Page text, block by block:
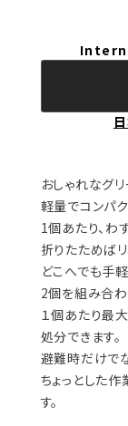
おしゃれなグ
軽量でコンパ
1個あたり、わ
折りたためば
どこへでも手
2個を組み合わ
１個あたり最
処分できます。
避難時だけで
ちょっとした
す。